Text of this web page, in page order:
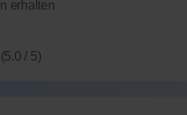
erhalten
(5.0 / 5)